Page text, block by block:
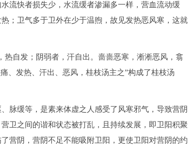
流快者损失少，水流缓者渗漏多一样，营血流动缓
；卫气多于卫外在少于温煦，故见发热恶风寒，这就
自发；阴弱者，汗自出。啬啬恶寒，淅淅恶风，翕
、发热、汗出、恶风，桂枝汤主之”构成了桂枝汤
脉缓等，是素来体虚之人感受了风寒邪气，导致营阴
卫之间的谐和状态被打乱，且持续发展，即卫阳积聚
营阴，营阴不足不能吸附卫阳，更使卫阳对营阴的约